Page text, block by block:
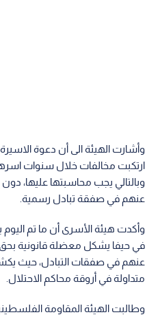
وأشارت الهيئة الى أن دعوة الاسيرة
ارتكبت مخالفات خلال سنوات
وبالتالي يجب محاسبتها عليها، دون
عنهم في صفقة تبادل رسمية.
وأكدت هيئة الأسرى أن ما تم اليوم
في حيفا يشكل معضلة قانونية بحق
عنهم في صفقات التبادل، حيث
متداولة في أروقة محاكم الاحتلال.
وطالبت الهيئة المقاومة